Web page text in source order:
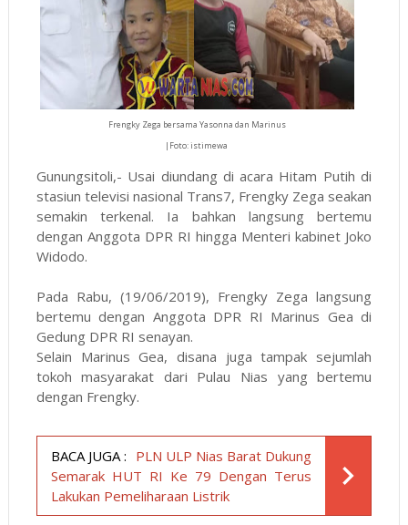
Frengky Zega bersama Yasonna dan Marinus
|Foto: istimewa
Gunungsitoli,- Usai diundang di acara Hitam Putih di
stasiun televisi nasional Trans7, Frengky Zega seakan
semakin terkenal. Ia bahkan langsung bertemu
dengan Anggota DPR RI hingga Menteri kabinet Joko
Widodo.
Pada Rabu, (19/06/2019), Frengky Zega langsung
bertemu dengan Anggota DPR RI Marinus Gea di
Gedung DPR RI senayan.
Selain Marinus Gea, disana juga tampak sejumlah
tokoh masyarakat dari Pulau Nias yang bertemu
dengan Frengky.
BACA JUGA : PLN ULP Nias Barat Dukung
Semarak HUT RI Ke 79 Dengan Terus
Lakukan Pemeliharaan Listrik